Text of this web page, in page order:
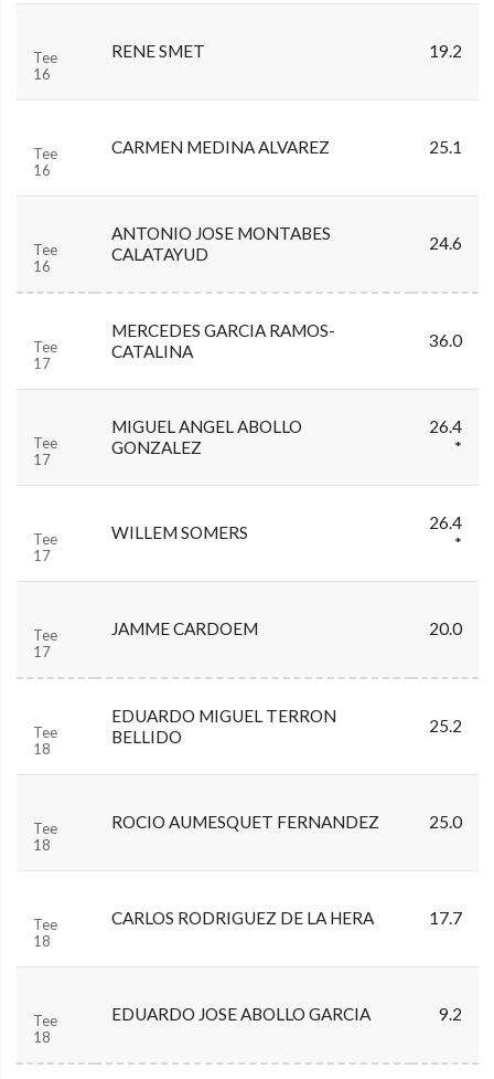
Tee
16
RENE SMET 19.2
Tee
16
CARMEN MEDINA ALVAREZ 25.1
Tee
16
ANTONIO JOSE MONTABES
CALATAYUD
24.6
Tee
17
MERCEDES GARCIA RAMOS-
CATALINA
36.0
Tee
17
MIGUEL ANGEL ABOLLO
GONZALEZ
26.4
*
Tee
17
WILLEM SOMERS
26.4
*
Tee
17
JAMME CARDOEM 20.0
Tee
18
EDUARDO MIGUEL TERRON
BELLIDO
25.2
Tee
18
ROCIO AUMESQUET FERNANDEZ 25.0
Tee
18
CARLOS RODRIGUEZ DE LA HERA 17.7
Tee
18
EDUARDO JOSE ABOLLO GARCIA 9.2